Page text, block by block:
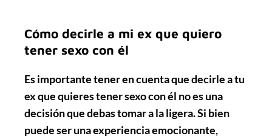
Cómo decirle a mi ex que quiero
tener sexo con él
Es importante tener en cuenta que decirle a tu
ex que quieres tener sexo con él no es una
decisión que debas tomar a la ligera. Si bien
puede ser una experiencia emocionante,